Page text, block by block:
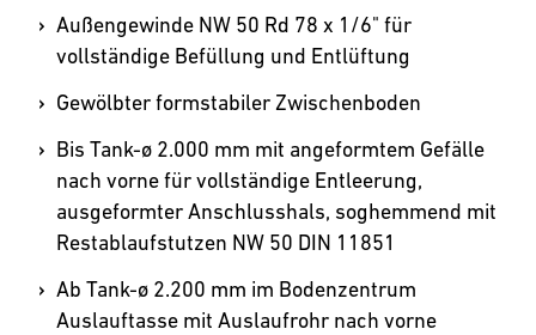
Außengewinde NW 50 Rd 78 x 1/6" für
vollständige Befüllung und Entlüftung
Gewölbter formstabiler Zwischenboden
Bis Tank-ø 2.000 mm mit angeformtem Gefälle
nach vorne für vollständige Entleerung,
ausgeformter Anschlusshals, soghemmend mit
Restablaufstutzen NW 50 DIN 11851
Ab Tank-ø 2.200 mm im Bodenzentrum
Auslauftasse mit Auslaufrohr nach vorne